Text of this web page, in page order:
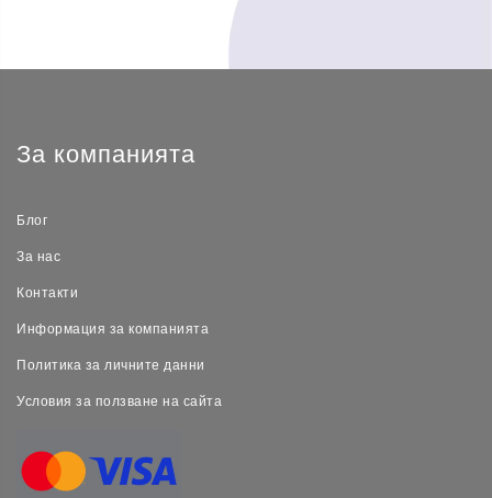
За компанията
Блог
За нас
Контакти
Информация за компанията
Политика за личните данни
Условия за ползване на сайта